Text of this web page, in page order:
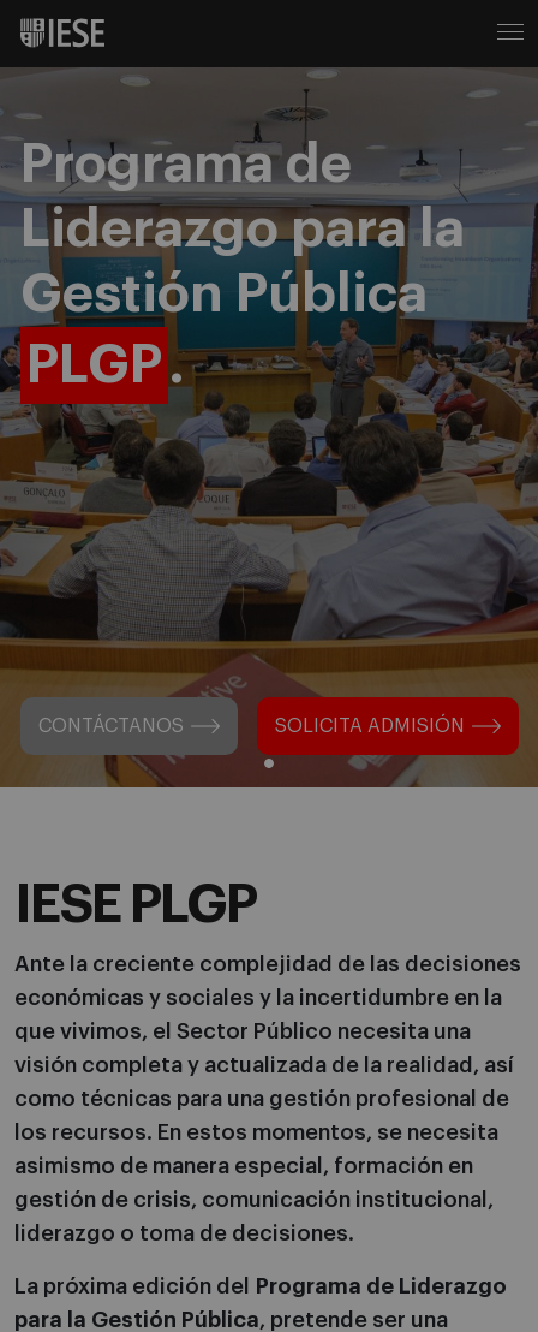
CONTÁCTANOS SOLICITA ADMISIÓN
Programa de
Liderazgo para la
Gestión Pública
PLGP .
IESE PLGP
Ante la creciente complejidad de las decisiones
económicas y sociales y la incertidumbre en la
que vivimos, el Sector Público necesita una
visión completa y actualizada de la realidad, así
como técnicas para una gestión profesional de
los recursos. En estos momentos, se necesita
asimismo de manera especial, formación en
gestión de crisis, comunicación institucional,
liderazgo o toma de decisiones.
La próxima edición del
Programa de Liderazgo
para la Gestión Pública, pretende ser una